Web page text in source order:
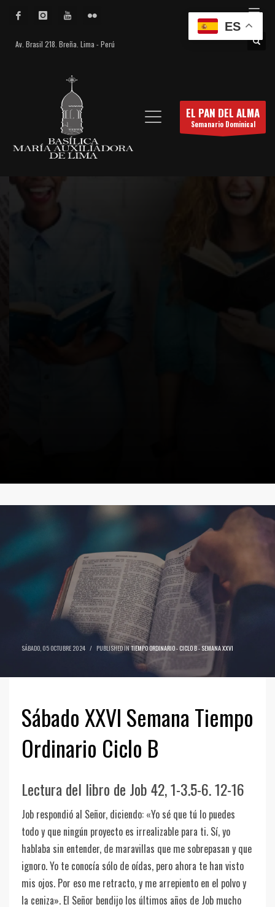
Av. Brasil 218. Breña. Lima - Perú
EL PAN DEL ALMA
Semanario Dominical
El Pan del Alma
SÁBADO, 05 OCTUBRE 2024 / PUBLISHED INTIEMPO ORDINARIO - CICLO B - SEMANA XXVI
Sábado XXVI Semana Tiempo
Ordinario Ciclo B
Lectura del libro de Job 42, 1-3.5-6. 12-16
Job respondió al Señor, diciendo: «Yo sé que tú lo puedes
todo y que ningún proyecto es irrealizable para ti. Sí, yo
hablaba sin entender, de maravillas que me sobrepasan y que
ignoro. Yo te conocía sólo de oídas, pero ahora te han visto
mis ojos. Por eso me retracto, y me arrepiento en el polvo y
la ceniza». El Señor bendijo los últimos años de Job mucho
ES